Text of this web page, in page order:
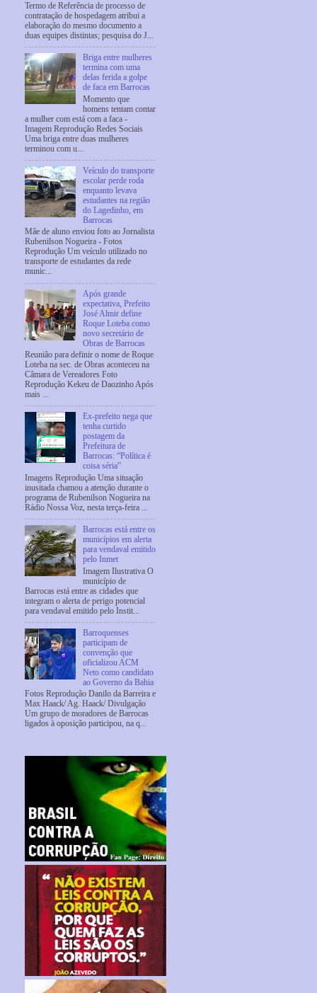
Termo de Referência de processo de
contratação de hospedagem atribui a
elaboração do mesmo documento a
duas equipes distintas; pesquisa do J...
Briga entre mulheres
termina com uma
delas ferida a golpe
de faca em Barrocas
Momento que
homens tentam contar
a mulher com está com a faca -
Imagem Reprodução Redes Sociais
Uma briga entre duas mulheres
terminou com u...
Veículo do transporte
escolar perde roda
enquanto levava
estudantes na região
do Lagedinho, em
Barrocas
Mãe de aluno enviou foto ao Jornalista
Rubenilson Nogueira - Fotos
Reprodução Um veículo utilizado no
transporte de estudantes da rede
munic...
Após grande
expectativa, Prefeito
José Almir define
Roque Loteba como
novo secretário de
Obras de Barrocas
Reunião para definir o nome de Roque
Loteba na sec. de Obras aconteceu na
Câmara de Vereadores Foto
Reprodução Kekeu de Daozinho Após
mais ...
Ex-prefeito nega que
tenha curtido
postagem da
Prefeitura de
Barrocas: “Política é
coisa séria”
Imagens Reprodução Uma situação
inusitada chamou a atenção durante o
programa de Rubenilson Nogueira na
Rádio Nossa Voz, nesta terça-feira ...
Barrocas está entre os
municípios em alerta
para vendaval emitido
pelo Inmet
Imagem Ilustrativa O
município de
Barrocas está entre as cidades que
integram o alerta de perigo potencial
para vendaval emitido pelo Instit...
Barroquenses
participam de
convenção que
oficializou ACM
Neto como candidato
ao Governo da Bahia
Fotos Reprodução Danilo da Barreira e
Max Haack/ Ag. Haack/ Divulgação
Um grupo de moradores de Barrocas
ligados à oposição participou, na q...